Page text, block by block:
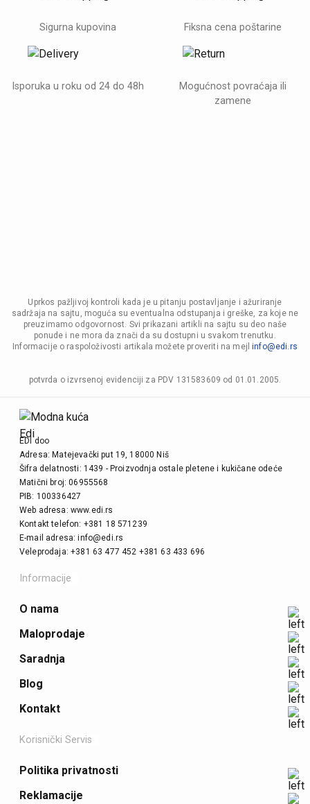
Sigurna kupovina Fiksna cena poštarine
Isporuka u roku od 24 do 48h
Mogućnost povraćaja ili
zamene
Uprkos pažljivoj kontroli kada je u pitanju postavljanje i ažuriranje
sadržaja na sajtu, moguća su eventualna odstupanja i greške, za koje ne
preuzimamo odgovornost. Svi prikazani artikli na sajtu su deo naše
ponude i ne mora da znači da su dostupni u svakom trenutku.
Informacije o raspoloživosti artikala možete proveriti na mejlinfo@edi.rs
potvrda o izvrsenoj evidenciji za PDV 131583609 od 01.01.2005.
EDI doo
Adresa: Matejevački put 19, 18000 Niš
Šifra delatnosti: 1439 - Proizvodnja ostale pletene i kukičane odeće
Matični broj: 06955568
PIB: 100336427
Web adresa: www.edi.rs
Kontakt telefon: +381 18 571239
E-mail adresa: info@edi.rs
Veleprodaja: +381 63 477 452 +381 63 433 696
Informacije
O nama
Maloprodaje
Saradnja
Blog
Kontakt
Korisnički Servis
Politika privatnosti
Reklamacije